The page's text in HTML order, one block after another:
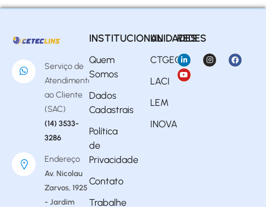
Serviço de
Atendimento
ao Cliente
(SAC)
(14) 3533-
3286
Endereço
Av. Nicolau
Zarvos, 1925
- Jardim
INSTITUCIONAL
Quem
Somos
Dados
Cadastrais
Política
de
Privacidade
Contato
Trabalhe
UNIDADES
CTGEO
LACI
LEM
INOVA
REDES